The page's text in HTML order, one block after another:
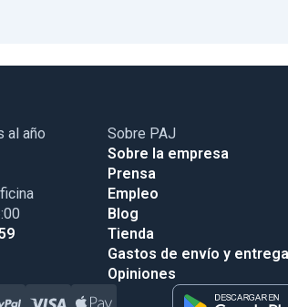
al año
Sobre PAJ
Sobre la empresa
Prensa
Empleo
Blog
Tienda
Gastos de envío y entrega
Opiniones